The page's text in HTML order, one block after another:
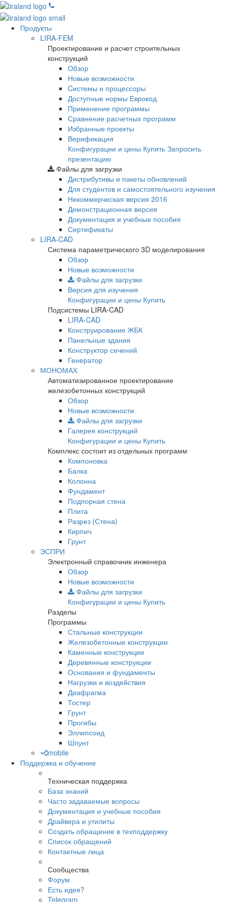
Продукты
LIRA-FEM
Проектирование и расчет строительных
конструкций
Обзор
Новые возможности
Cистемы и процессоры
Доступные нормы Еврокод
Применение программы
Сравнение расчетных программ
Избранные проекты
Верификация
Конфигурации и цены Купить Запросить
презентацию
Файлы для загрузки
Дистрибутивы и пакеты обновлений
Для студентов и самостоятельного изучения
Некоммерческая версия 2016
Демонстрационная версия
Документация и учебные пособия
Сертификаты
LIRA-CAD
Система параметрического 3D моделирования
Обзор
Новые возможности
Файлы для загрузки
Версия для изучения
Конфигурации и цены Купить
Подсистемы LIRA-CAD
LIRA-CAD
Конструирование ЖБК
Панельные здания
Конструктор сечений
Генератор
МОНОМАХ
Автоматизированное проектирование
железобетонных конструкций
Обзор
Новые возможности
Файлы для загрузки
Галерея конструкций
Конфигурации и цены Купить
Комплекс состоит из отдельных программ
Компоновка
Балка
Колонна
Фундамент
Подпорная стена
Плита
Разрез (Стена)
Кирпич
Грунт
ЭСПРИ
Электронный справочник инженера
Обзор
Новые возможности
Файлы для загрузки
Конфигурации и цены Купить
Разделы
Программы
Стальные конструкции
Железобетонные конструкции
Каменные конструкции
Деревянные конструкции
Основания и фундаменты
Нагрузки и воздействия
Диафрагма
Тостер
Грунт
Прогибы
Эллипсоид
Шпунт
mobile
Поддержка и обучение
Техническая поддержка
База знаний
Часто задаваемые вопросы
Документация и учебные пособия
Драйвера и утилиты
Создать обращение в техподдержку
Список обращений
Контактные лица
Сообщества
Форум
Есть идея?
Telegram